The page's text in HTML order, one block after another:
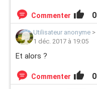
Commenter 0
Utilisateur anonyme >
1 déc. 2017 à 19:05
Et alors ?
Commenter 0